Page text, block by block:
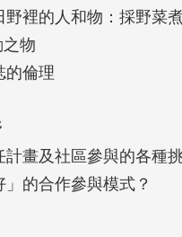
裡的人和物：採野菜
物
倫理
畫及社區參與的各種
的合作參與模式？